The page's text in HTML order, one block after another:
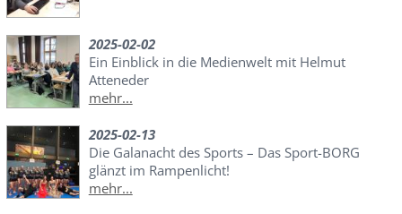
2025-02-02
Ein Einblick in die Medienwelt mit Helmut
Atteneder
mehr...
2025-02-13
Die Galanacht des Sports – Das Sport-BORG
glänzt im Rampenlicht!
mehr...